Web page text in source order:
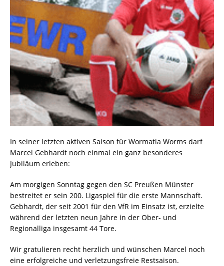
In seiner letzten aktiven Saison für Wormatia Worms darf
Marcel Gebhardt noch einmal ein ganz besonderes
Jubiläum erleben:
Am morgigen Sonntag gegen den SC Preußen Münster
bestreitet er sein 200. Ligaspiel für die erste Mannschaft.
Gebhardt, der seit 2001 für den VfR im Einsatz ist, erzielte
während der letzten neun Jahre in der Ober- und
Regionalliga insgesamt 44 Tore.
Wir gratulieren recht herzlich und wünschen Marcel noch
eine erfolgreiche und verletzungsfreie Restsaison.